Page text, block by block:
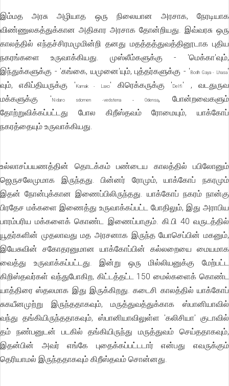
இம்மத அரசு அழியாத ஒரு நிலையான அரசாக, நேரடியாக
விண்ணுலகத்துக்கான அதிகார அரசாக தோன்றியது. இவ்வரசு ஒரு
காலத்தில் எந்தச்சிரமமுமின்றி தனது மதத்தத்துவத்தினூடாக புதிய
நகரங்களை உருவாக்கியது. முஸ்லீம்களுக்கு - 'மெக்கா'வும்,
இந்துக்களுக்கு - 'கங்கை, யமுனை'யும், புத்தர்களுக்கு - ' Bodh Gaya - Lhasa'
வும், எகிப்தியருக்கு ' Karnak - Laxo' கிரெக்கருக்கு ' Delfi ' , வடதுருவ
மக்களுக்கு ' Nidaro sdomen -vedstena -Odensa, போன்றவைகளும்
தோற்றுவிக்கப்பட்டது போல கிறீஸ்தவம் ரோமையும், யாக்கோப்
நகரத்தையும் உருவாக்கியது.
உல்லாசப்பயணத்தின் தொடக்கம் பண்டைய காலத்தில் பபிலோனும்
ஜெருசலேமுமாக இருந்தது. பின்னர் ரோமும், யாக்கோப் நகரமும்
இதன் நோன்புக்கான இணைப்பிலிருந்தது. யாக்கோப் நகரம் நான்கு
பிரதேச மக்களை இணைத்து உருவாக்கப்பட்ட போதிலும், இது அராபிய
பாரம்பரிய மக்களைக் கொண்ட இணைப்பாகும். கி.பி 40 வருடத்தில்
யூதர்களின் முதலாவது மத அரசனாக இருந்த யோசெப்பின் மகனும்,
இயேசுவின் சகோதரனுமான யாக்கோப்பின் கல்லறையை மையமாக
வைத்து உருவாக்கப்பட்டது. இன்று ஒரு மில்லியனுக்கு மேற்பட்ட
கிறிஸ்தவர்கள் வந்துபோகிற, கிட்டத்தட்ட 150 மைல்களைக் கொண்ட
யாத்திரை ஸ்தலமாக இது இருக்கிறது. கடைசி காலத்தில் யாக்கோப்
சுகயீனமுற்று இருந்ததாகவும், மருத்துவத்துக்காக ஸ்பானியாவில்
வந்து தங்கியிருந்ததாகவும், ஸ்பானியாவிலுள்ள 'கலிசியா' குடாவில்
தம் நண்பனுடன் படகில் தங்கியிருந்து மருத்துவம் செய்ததாகவும்,
இதன்பின் அவர் எங்கே புதைக்கப்பட்டடார் என்பது எவருக்கும்
தெரியாமல் இருந்ததாகவும் கிறீஸ்தவம் சொன்னது.